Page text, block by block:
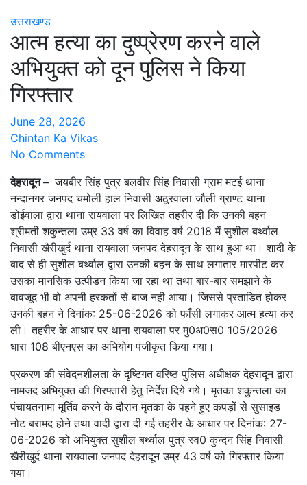
उत्तराखण्ड
आत्म हत्या का दुष्प्रेरण करने वाले
अभियुक्त को दून पुलिस ने किया
गिरफ्तार
June 28, 2026
Chintan Ka Vikas
No Comments
देहरादून – जयबीर सिंह पुत्र बलवीर सिंह निवासी ग्राम मटई थाना
नन्दानगर जनपद चमोली हाल निवासी अठूरवाला जौली ग्राण्ट थाना
डोईवाला द्वारा थाना रायवाला पर लिखित तहरीर दी कि उनकी बहन
श्रीमती शकुन्तला उम्र 33 वर्ष का विवाह वर्ष 2018 में सुशील बर्थ्वाल
निवासी खैरीखुर्द थाना रायवाला जनपद देहरादून के साथ हुआ था। शादी के
बाद से ही सुशील बर्थ्वाल द्वारा उनकी बहन के साथ लगातार मारपीट कर
उसका मानसिक उत्पीडन किया जा रहा था तथा बार-बार समझाने के
बावजूद भी वो अपनी हरकतों से बाज नही आया। जिससे प्रताडित होकर
उनकी बहन ने दिनांक: 25-06-2026 को फाँसी लगाकर आत्म हत्या कर
ली। तहरीर के आधार पर थाना रायवाला पर मु0अ0स0 105/2026
धारा 108 बीएनएस का अभियोग पंजीकृत किया गया।
प्रकरण की संवेदनशीलता के दृष्टिगत वरिष्ठ पुलिस अधीक्षक देहरादून द्वारा
नामजद अभियुक्त की गिरफ्तारी हेतु निर्देश दिये गये। मृतका शकुन्तला का
पंचायतनामा मूर्तिव करने के दौरान मृतका के पहने हुए कपड़ों से सुसाइड
नोट बरामद होने तथा वादी द्वारा दी गई तहरीर के आधार पर दिनांक: 27-
06-2026 को अभियुक्त सुशील बर्थ्वाल पुत्र स्व0 कुन्दन सिंह निवासी
खैरीखुर्द थाना रायवाला जनपद देहरादून उम्र 43 वर्ष को गिरफ्तार किया
गया।